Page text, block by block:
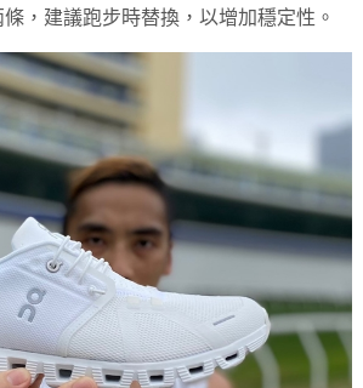
，建議跑步時替換，以增加穩定性。